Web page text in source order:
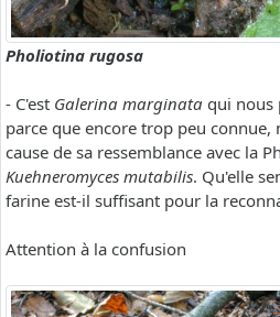
Pholiotina rugosa
- C'est Galerina marginata qui nous
parce que encore trop peu
cause de sa ressemblance avec la
Kuehneromyces mutabilis. Qu'elle
farine est-il suffisant pour la
Attention à la confusion